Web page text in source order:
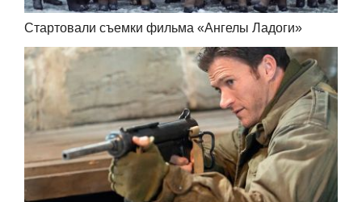
Стартовали съемки фильма «Ангелы Ладоги»